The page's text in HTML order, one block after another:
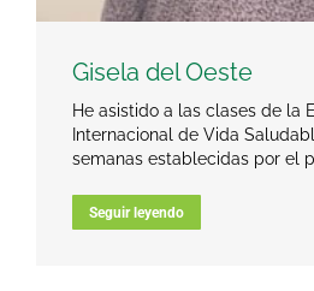
Gisela del Oeste
He asistido a las clases de la
Internacional de Vida
semanas establecidas por el
Seguir leyendo